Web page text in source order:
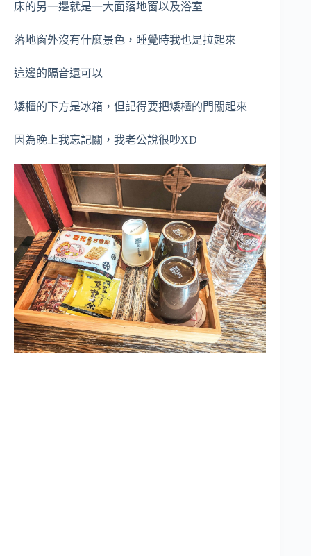
床的另一邊就是一大面落地窗以及浴室
落地窗外沒有什麼景色，睡覺時我也是拉起來
這邊的隔音還可以
矮櫃的下方是冰箱，但記得要把矮櫃的門關起來
因為晚上我忘記關，我老公說很吵XD